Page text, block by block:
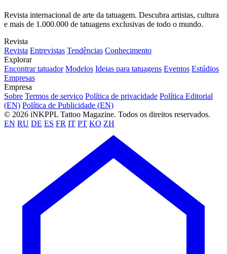
Revista internacional de arte da tatuagem. Descubra artistas, cultura
e mais de 1.000.000 de tatuagens exclusivas de todo o mundo.
Revista
Revista Entrevistas Tendências Conhecimento
Explorar
Encontrar tatuador Modelos Ideias para tatuagens Eventos Estúdios
Empresas
Empresa
Sobre Termos de serviço Política de privacidade Política Editorial
(EN) Política de Publicidade (EN)
© 2026 iNKPPL Tattoo Magazine. Todos os direitos reservados.
EN RU DE ES FR IT PT KO ZH